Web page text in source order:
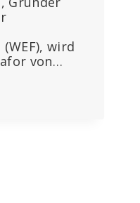
wird
von…